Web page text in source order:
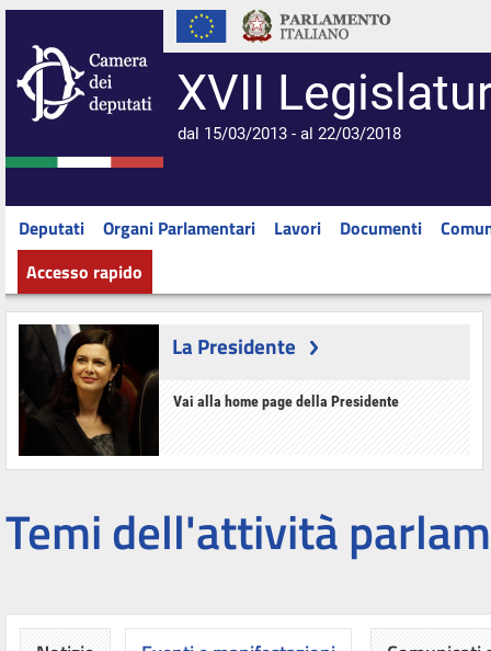
XVII
dal 15/03/2013 - al 22/03/2018
Deputati Organi Parlamentari Lavori Documenti
Accesso rapido
La Presidente
Vai alla home page della Presidente
Temi dell'attività